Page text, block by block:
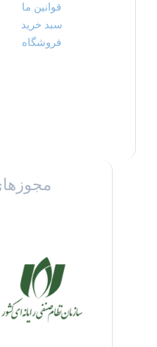
قوانین ما
سبد خرید
فروشگاه